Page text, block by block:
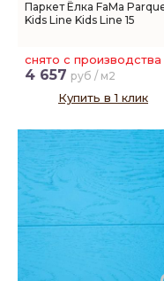
Паркет Ёлка FaMa
Kids Line Kids Line 15
снято с производства
4 657 руб / м2
Купить в 1 клик